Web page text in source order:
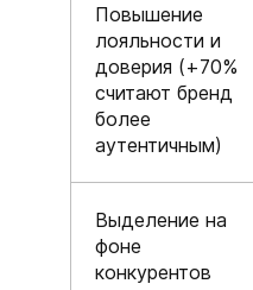
Повышение
лояльности и
доверия (+70%
считают бренд
более
аутентичным)
Выделение на
фоне
конкурентов